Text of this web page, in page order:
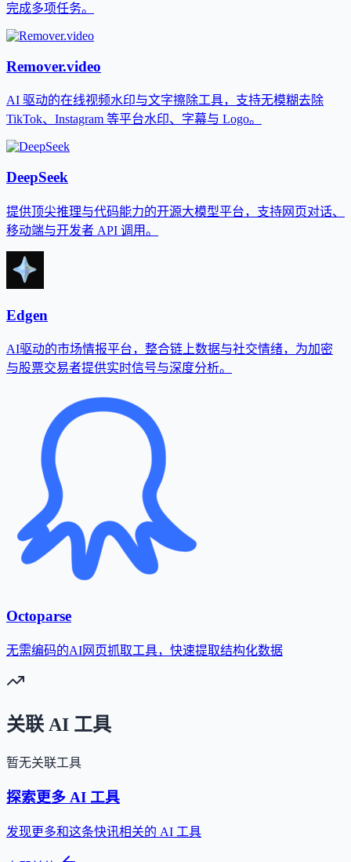
完成多项任务。
Remover.video
AI 驱动的在线视频水印与文字擦除工具，支持无模糊去除
TikTok、Instagram 等平台水印、字幕与 Logo。
DeepSeek
提供顶尖推理与代码能力的开源大模型平台，支持网页对话、
移动端与开发者 API 调用。
Edgen
AI驱动的市场情报平台，整合链上数据与社交情绪，为加密
与股票交易者提供实时信号与深度分析。
Octoparse
无需编码的AI网页抓取工具，快速提取结构化数据
关联 AI 工具
暂无关联工具
探索更多 AI 工具
发现更多和这条快讯相关的 AI 工具